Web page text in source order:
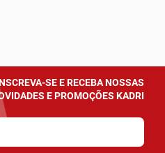
SE E RECEBA NOSSAS
E PROMOÇÕES KADRI